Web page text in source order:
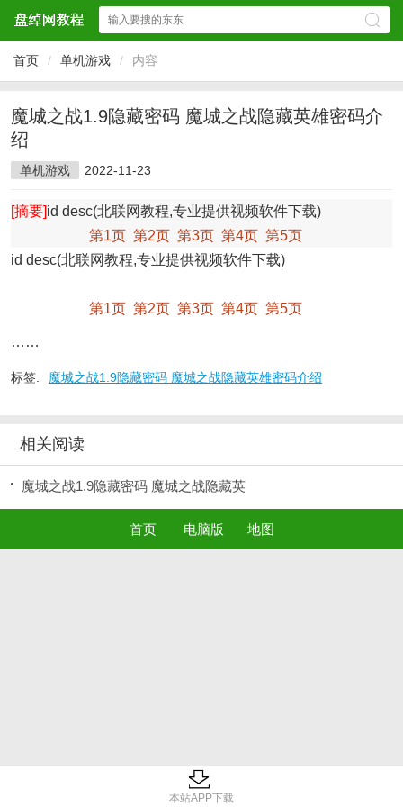
首页 / 单机游戏 / 内容
魔城之战1.9隐藏密码 魔城之战隐藏英雄密码介
绍
单机游戏 2022-11-23
[摘要]id desc(北联网教程,专业提供视频软件下载)
第1页 第2页 第3页 第4页 第5页
id desc(北联网教程,专业提供视频软件下载)
第1页 第2页 第3页 第4页 第5页
……
标签: 魔城之战1.9隐藏密码 魔城之战隐藏英雄密码介绍
相关阅读
魔城之战1.9隐藏密码 魔城之战隐藏英
首页 电脑版 地图
本站APP下载